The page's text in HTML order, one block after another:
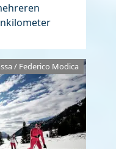
/ Federico Modica